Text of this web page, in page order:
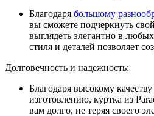
Благодаря большому
вы сможете подчеркнуть
выглядеть элегантно в
стиля и деталей позволяет
Долговечность и надежность:
Благодаря высокому
изготовлению, куртка из
вам долго, не теряя своего